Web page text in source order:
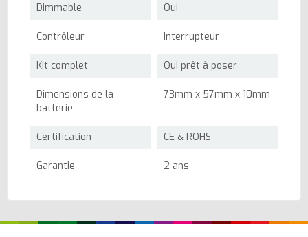
Dimmable Oui
Contrôleur Interrupteur
Kit complet Oui prêt à poser
Dimensions de la
batterie
73mm x 57mm x 10mm
Certification CE & ROHS
Garantie 2 ans